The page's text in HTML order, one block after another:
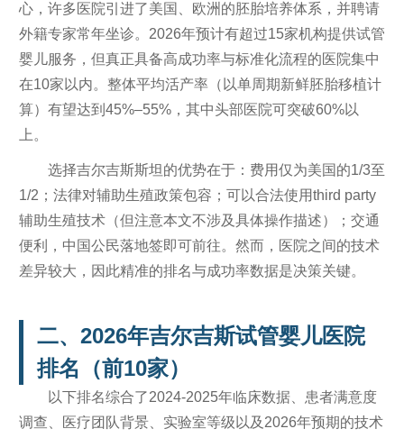
心，许多医院引进了美国、欧洲的胚胎培养体系，并聘请
外籍专家常年坐诊。2026年预计有超过15家机构提供试管
婴儿服务，但真正具备高成功率与标准化流程的医院集中
在10家以内。整体平均活产率（以单周期新鲜胚胎移植计
算）有望达到45%–55%，其中头部医院可突破60%以
上。
选择吉尔吉斯斯坦的优势在于：费用仅为美国的1/3至
1/2；法律对辅助生殖政策包容；可以合法使用third party
辅助生殖技术（但注意本文不涉及具体操作描述）；交通
便利，中国公民落地签即可前往。然而，医院之间的技术
差异较大，因此精准的排名与成功率数据是决策关键。
二、2026年吉尔吉斯试管婴儿医院
排名（前10家）
以下排名综合了2024-2025年临床数据、患者满意度
调查、医疗团队背景、实验室等级以及2026年预期的技术